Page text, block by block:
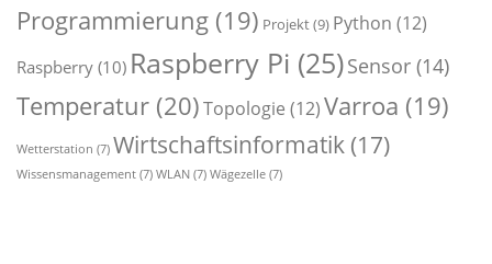
Programmierung (19) Projekt(9) Python (12)
Raspberry (10) Raspberry Pi (25)Sensor (14)
Temperatur (20)Topologie (12)Varroa (19)
Wetterstation (7) Wirtschaftsinformatik (17)
Wissensmanagement (7) WLAN (7) Wägezelle (7)